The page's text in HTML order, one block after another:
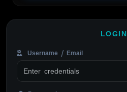
LOGIN
Username / Email